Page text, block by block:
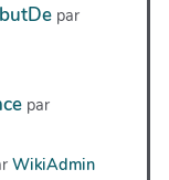
par
par
WikiAdmin